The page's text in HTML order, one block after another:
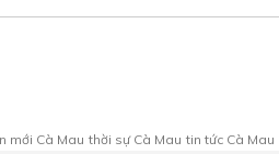
mới Cà Mau thời sự Cà Mau tin tức Cà Mau